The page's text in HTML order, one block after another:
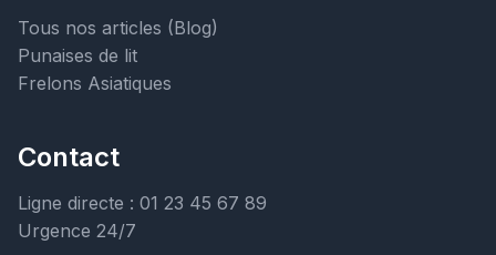
Tous nos articles (Blog)
Punaises de lit
Frelons Asiatiques
Contact
Ligne directe : 01 23 45 67 89
Urgence 24/7